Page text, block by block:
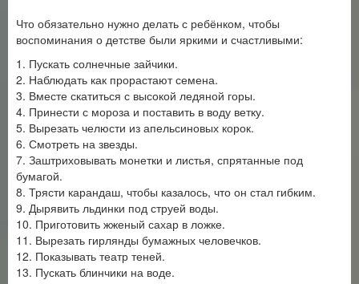
Что обязательно нужно делать с ребёнком, чтобы
воспоминания о детстве были яркими и счастливыми:
1. Пускать солнечные зайчики.
2. Наблюдать как прорастают семена.
3. Вместе скатиться с высокой ледяной горы.
4. Принести с мороза и поставить в воду ветку.
5. Вырезать челюсти из апельсиновых корок.
6. Смотреть на звезды.
7. Заштриховывать монетки и листья, спрятанные под
бумагой.
8. Трясти карандаш, чтобы казалось, что он стал гибким.
9. Дырявить льдинки под струей воды.
10. Приготовить жженый сахар в ложке.
11. Вырезать гирлянды бумажных человечков.
12. Показывать театр теней.
13. Пускать блинчики на воде.